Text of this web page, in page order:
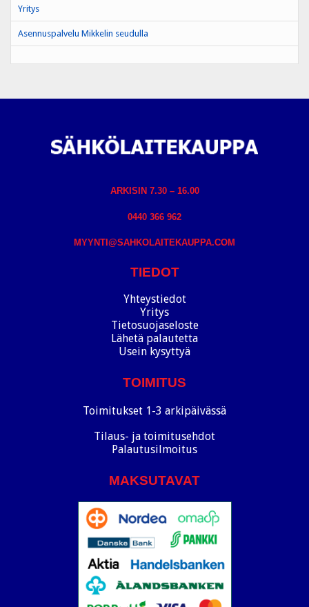
Yritys
Asennuspalvelu Mikkelin seudulla
ARKISIN 7.30 – 16.00
0440 366 962
MYYNTI@SAHKOLAITEKAUPPA.COM
TIEDOT
Yhteystiedot
Yritys
Tietosuojaseloste
Lähetä palautetta
Usein kysyttyä
TOIMITUS
Toimitukset 1-3 arkipäivässä
Tilaus- ja toimitusehdot
Palautusilmoitus
MAKSUTAVAT